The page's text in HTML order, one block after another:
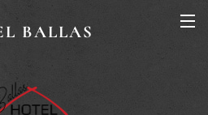
BALLAS